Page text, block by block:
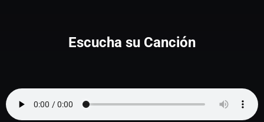
Escucha su Canción